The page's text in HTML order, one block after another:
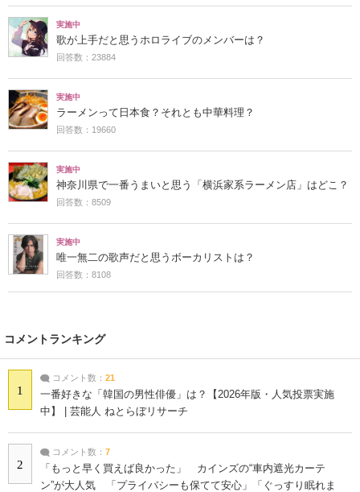
実施中
歌が上手だと思うホロライブのメンバーは？
回答数：23884
実施中
ラーメンって日本食？それとも中華料理？
回答数：19660
実施中
神奈川県で一番うまいと思う「横浜家系ラーメン店」はどこ？
回答数：8509
実施中
唯一無二の歌声だと思うボーカリストは？
回答数：8108
コメントランキング
1
コメント数： 21
一番好きな「韓国の男性俳優」は？【2026年版・人気投票実施
中】 | 芸能人 ねとらぼリサーチ
2
コメント数： 7
「もっと早く買えば良かった」 カインズの“車内遮光カーテ
ン”が大人気 「プライバシーも保てて安心」「ぐっすり眠れま